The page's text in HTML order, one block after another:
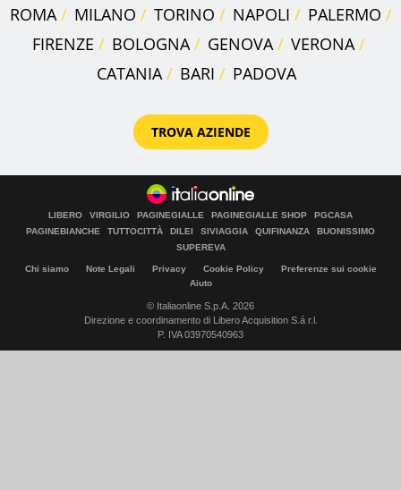
ROMA MILANO TORINO NAPOLI
PALERMO
FIRENZE
BOLOGNA GENOVA
VERONA
CATANIA
BARI PADOVA
TROVA AZIENDE
LIBERO VIRGILIO PAGINEGIALLE PAGINEGIALLE SHOP
PGCASA
PAGINEBIANCHE
TUTTOCITTÀ DILEI SIVIAGGIA QUIFINANZA
BUONISSIMO
SUPEREVA
Chi siamo Note Legali Privacy Cookie Policy
Preferenze sui cookie
Aiuto
© Italiaonline S.p.A. 2026
Direzione e coordinamento di Libero Acquisition S.á r.l.
P. IVA 03970540963